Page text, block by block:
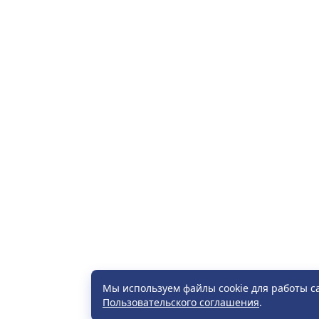
Мы используем файлы cookie для работы
Пользовательского соглашения.